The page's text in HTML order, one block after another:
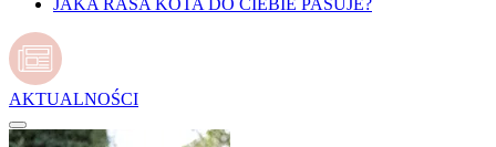
JAKA RASA KOTA DO CIEBIE PASUJE?
AKTUALNOŚCI